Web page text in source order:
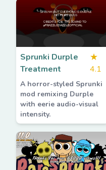
Sprunki Durple
Treatment
★
4.1
A horror-styled Sprunki
mod remixing Durple
with eerie audio-visual
intensity.